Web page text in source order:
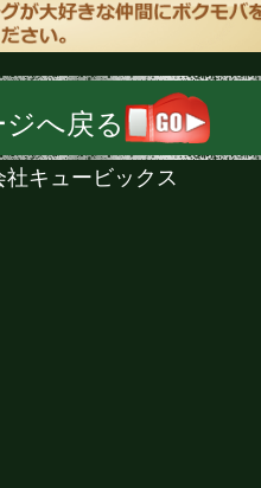
へ戻る
社キュービックス